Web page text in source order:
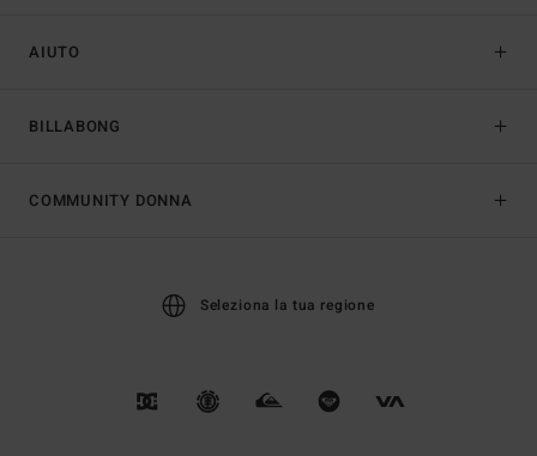
AIUTO
BILLABONG
COMMUNITY DONNA
Seleziona la tua regione